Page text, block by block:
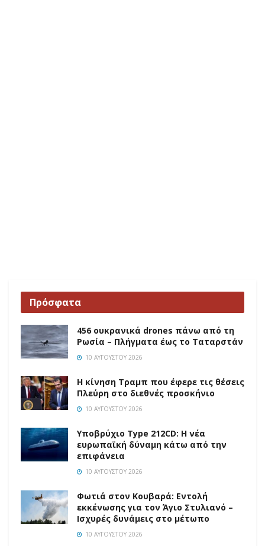
Πρόσφατα
456 ουκρανικά drones πάνω από τη
Ρωσία – Πλήγματα έως το Ταταρστάν
10 ΑΥΓΟΎΣΤΟΥ 2026
Η κίνηση Τραμπ που έφερε τις θέσεις
Πλεύρη στο διεθνές προσκήνιο
10 ΑΥΓΟΎΣΤΟΥ 2026
Υποβρύχιο Type 212CD: Η νέα
ευρωπαϊκή δύναμη κάτω από την
επιφάνεια
10 ΑΥΓΟΎΣΤΟΥ 2026
Φωτιά στον Κουβαρά: Εντολή
εκκένωσης για τον Άγιο Στυλιανό –
Ισχυρές δυνάμεις στο μέτωπο
10 ΑΥΓΟΎΣΤΟΥ 2026